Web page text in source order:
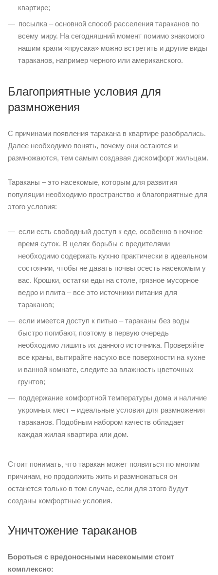
квартире;
посылка – основной способ расселения тараканов по
всему миру. На сегодняшний момент помимо знакомого
нашим краям «прусака» можно встретить и другие виды
тараканов, например черного или американского.
Благоприятные условия для
размножения
С причинами появления таракана в квартире разобрались.
Далее необходимо понять, почему они остаются и
размножаются, тем самым создавая дискомфорт жильцам.
Тараканы – это насекомые, которым для развития
популяции необходимо пространство и благоприятные для
этого условия:
если есть свободный доступ к еде, особенно в ночное
время суток. В целях борьбы с вредителями
необходимо содержать кухню практически в идеальном
состоянии, чтобы не давать почвы осесть насекомым у
вас. Крошки, остатки еды на столе, грязное мусорное
ведро и плита – все это источники питания для
тараканов;
если имеется доступ к питью – тараканы без воды
быстро погибают, поэтому в первую очередь
необходимо лишить их данного источника. Проверяйте
все краны, вытирайте насухо все поверхности на кухне
и ванной комнате, следите за влажность цветочных
грунтов;
поддержание комфортной температуры дома и наличие
укромных мест – идеальные условия для размножения
тараканов. Подобным набором качеств обладает
каждая жилая квартира или дом.
Стоит понимать, что таракан может появиться по многим
причинам, но продолжить жить и размножаться он
останется только в том случае, если для этого будут
созданы комфортные условия.
Уничтожение тараканов
Бороться с вредоносными насекомыми стоит
комплексно: